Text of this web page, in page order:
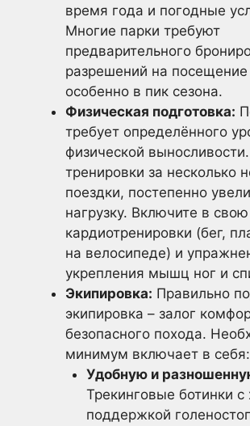
время года и погодные
Многие парки требуют
предварительного
разрешений на
особенно в пик сезона.
Физическая подготовка:
требует определённого
физической
тренировки за несколько
поездки, постепенно
нагрузку. Включите в
кардиотренировки (бег,
на велосипеде) и
укрепления мышц ног и
Экипировка: Правильно
экипировка – залог
безопасного похода.
минимум включает в себя:
Удобную и
Трекинговые ботинки
поддержкой